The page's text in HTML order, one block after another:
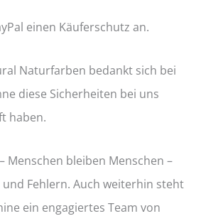
einen Käuferschutz an.
Naturfarben bedankt sich bei
diese Sicherheiten bei uns
haben.
Menschen bleiben Menschen –
Fehlern. Auch weiterhin steht
ein engagiertes Team von